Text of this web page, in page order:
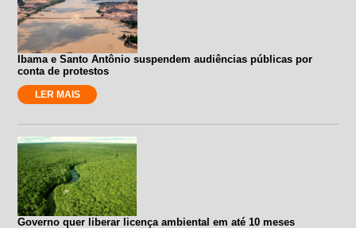
Ibama e Santo Antônio suspendem audiências públicas por
conta de protestos
LER MAIS
Governo quer liberar licença ambiental em até 10 meses